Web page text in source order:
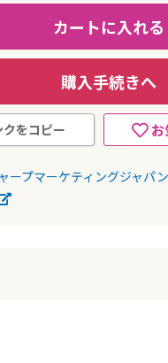
カートに入れる
購入手続きへ
クをコピー
ープマーケティングジャパ